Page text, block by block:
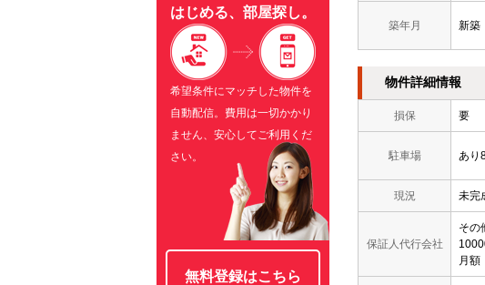
築年月 新築
物件詳細情報
損保 要
駐車場 あり
現況 未完
保証人代行会社
その
月
はじめる、部屋探し。
希望条件にマッチした物件を
自動配信。費用は一切かかり
ません、安心してご利用くだ
さい。
無料登録はこちら